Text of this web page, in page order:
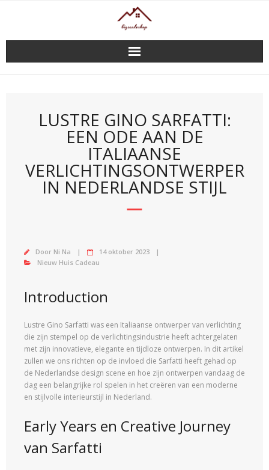
LUSTRE GINO SARFATTI:
EEN ODE AAN DE
ITALIAANSE
VERLICHTINGSONTWERPER
IN NEDERLANDSE STIJL
Door Ni Na
14 oktober 2023
Nieuw Huis Cadeau
Introduction
Lustre Gino Sarfatti was een Italiaanse ontwerper van verlichting
die zijn stempel op de verlichtingsindustrie heeft achtergelaten
met zijn innovatieve, elegante en tijdloze ontwerpen. In dit artikel
zullen we ons richten op de invloed die Sarfatti heeft gehad op
de Nederlandse design scene en hoe zijn ontwerpen vandaag de
dag een belangrijke rol spelen in het creëren van een moderne
en stijlvolle interieurstijl in Nederland.
Early Years en Creative Journey
van Sarfatti